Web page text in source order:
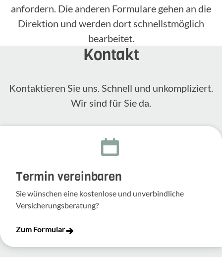
anfordern. Die anderen Formulare gehen an die
Direktion und werden dort schnellstmöglich
bearbeitet.
Kontakt
Kontak­tieren Sie uns. Schnell und unkom­pli­ziert.
Wir sind für Sie da.
Termin vereinbaren
Sie wünschen eine kostenlose und unverbindliche
Versicherungsberatung?
Zum Formular